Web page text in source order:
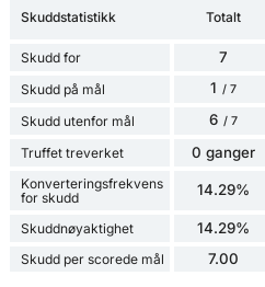
Skuddstatistikk Totalt
Skudd for 7
Skudd på mål 1 / 7
Skudd utenfor mål 6 / 7
Truffet treverket 0 ganger
Konverteringsfrekvens
for skudd
14.29%
Skuddnøyaktighet 14.29%
Skudd per scorede mål 7.00